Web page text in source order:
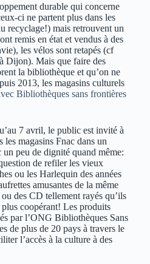
durable qui concerne
ci ne partent plus dans les
recyclage!) mais retrouvent un
remis en état et vendus à des
les vélos sont retapés (cf
Dijon). Mais que faire des
la bibliothèque et qu’on ne
2013, les magasins culturels
Bibliothèques sans frontières
7 avril, le public est invité à
magasins Fnac dans un
un peu de dignité quand même:
de refiler les vieux
ou les Harlequin des années
amusantes de la même
des CD tellement rayés qu’ils
coopérant! Les produits
par l’ONG Bibliothèques Sans
de plus de 20 pays à travers le
l’accès à la culture à des